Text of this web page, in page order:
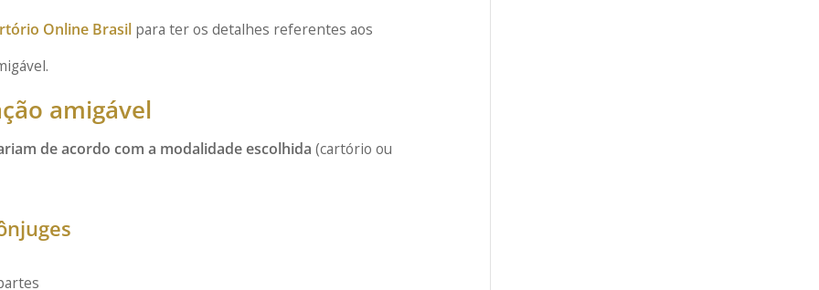
Online Brasil para ter os detalhes referentes aos
amigável
de acordo com a modalidade escolhida (cartório ou